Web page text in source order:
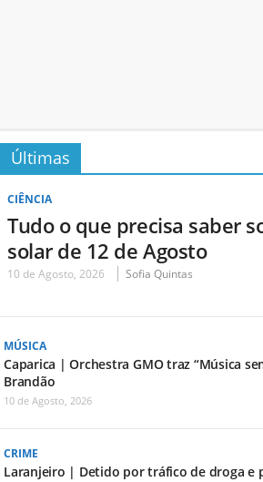
Últimas
CIÊNCIA
Tudo o que precisa saber
solar de 12 de Agosto
10 de Agosto, 2026 Sofia Quintas
MÚSICA
Caparica | Orchestra GMO traz “Música
Brandão
10 de Agosto, 2026
CRIME
Laranjeiro | Detido por tráfico de droga e